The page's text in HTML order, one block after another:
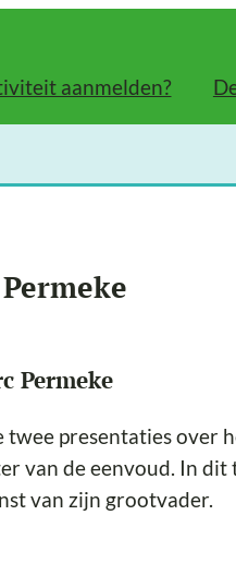
aanmelden?
Permeke
twee presentaties over
van de eenvoud. In
van zijn grootvader.